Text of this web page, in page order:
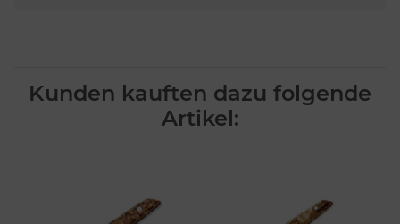
Kunden kauften dazu folgende
Artikel: